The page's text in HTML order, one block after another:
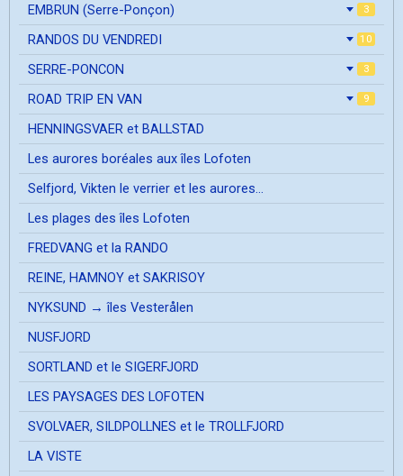
EMBRUN (Serre-Ponçon) 3
RANDOS DU VENDREDI 10
SERRE-PONCON 3
ROAD TRIP EN VAN 9
HENNINGSVAER et BALLSTAD
Les aurores boréales aux îles Lofoten
Selfjord, Vikten le verrier et les aurores...
Les plages des îles Lofoten
FREDVANG et la RANDO
REINE, HAMNOY et SAKRISOY
NYKSUND → îles Vesterålen
NUSFJORD
SORTLAND et le SIGERFJORD
LES PAYSAGES DES LOFOTEN
SVOLVAER, SILDPOLLNES et le TROLLFJORD
LA VISTE